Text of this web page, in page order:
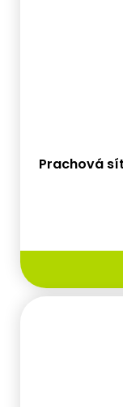
Prachová